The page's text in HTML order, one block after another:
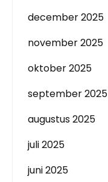
december 2025
november 2025
oktober 2025
september 2025
augustus 2025
juli 2025
juni 2025